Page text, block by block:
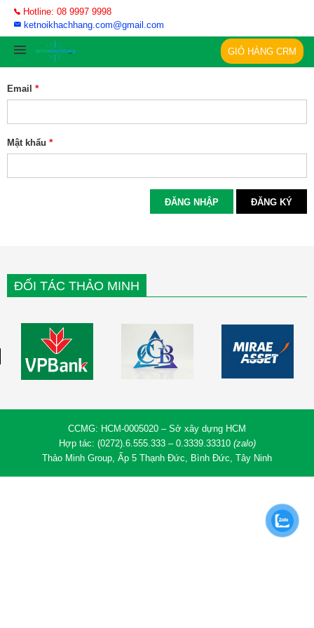
Hotline: 08 9997 9998
ketnoikhachhang.com@gmail.com
GIỎ HÀNG CRM
Email *
Mật khẩu *
ĐĂNG NHẬP ĐĂNG KÝ
ĐỐI TÁC THẢO MINH
CCMG: HCM-0005020 – Sở xây dựng HCM
Hợp tác: (0272).6.555.333 – 0.3339.33310 (zalo)
Thảo Minh Group, Ấp 5 Thạnh Đức, Bình Đức, Tây Ninh